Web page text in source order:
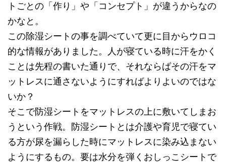
トごとの「作り」や「コンセプト」が違うからなの
かなと。
この除湿シートの事を調べていて更に目からウロコ
的な情報がありました。人が寝ている時に汗をかく
ことは先程の書いた通りで、それならばその汗をマ
ットレスに通さないようにすればよりよいのではな
いか？
そこで防湿シートをマットレスの上に敷いてしまお
うという作戦。防湿シートとは介護や育児で寝てい
る方が尿を漏らした時にマットレスに染み込まない
ようにするもの。要は水分を弾くおしっこシートで